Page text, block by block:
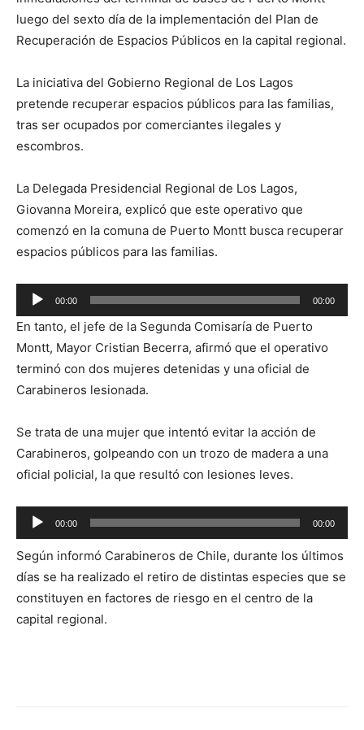
luego del sexto día de la implementación del Plan de
Recuperación de Espacios Públicos en la capital regional.
La iniciativa del Gobierno Regional de Los Lagos
pretende recuperar espacios públicos para las familias,
tras ser ocupados por comerciantes ilegales y
escombros.
La Delegada Presidencial Regional de Los Lagos,
Giovanna Moreira, explicó que este operativo que
comenzó en la comuna de Puerto Montt busca recuperar
espacios públicos para las familias.
Reproductor
de
audio
00:00 00:00
En tanto, el jefe de la Segunda Comisaría de Puerto
Montt, Mayor Cristian Becerra, afirmó que el operativo
terminó con dos mujeres detenidas y una oficial de
Carabineros lesionada.
Se trata de una mujer que intentó evitar la acción de
Carabineros, golpeando con un trozo de madera a una
oficial policial, la que resultó con lesiones leves.
Reproductor
de
audio
00:00 00:00
Según informó Carabineros de Chile, durante los últimos
días se ha realizado el retiro de distintas especies que se
constituyen en factores de riesgo en el centro de la
capital regional.